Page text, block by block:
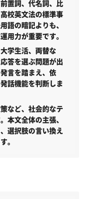
置詞、代名詞、比
校英文法の標準事
語の暗記よりも、
用力が重要です。
学生活、両替な
答を選ぶ問題が出
言を踏まえ、依
話機能を判断しま
など、社会的なテ
本文全体の主張、
選択肢の言い換え
。